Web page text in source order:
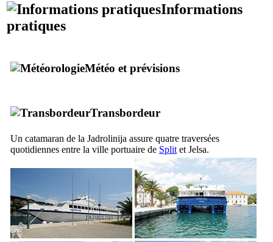
Informations
pratiques
Météo et prévisions
Transbordeur
Un catamaran de la Jadrolinija assure quatre traversées
quotidiennes entre la ville portuaire de Split et Jelsa.